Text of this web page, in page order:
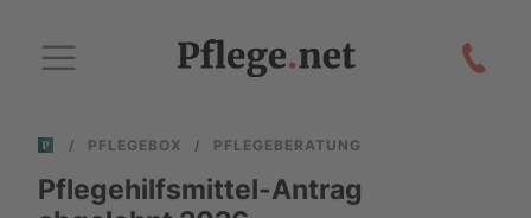
/ PFLEGEBOX / PFLEGEBERATUNG
Pflegehilfsmittel-Antrag